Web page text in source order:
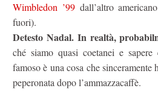
Wimbledon ’99dall’altro
fuori).
Detesto Nadal. In realtà,
ché siamo quasi coetanei e
famoso è una cosa che sinceramente
peperonata dopo l’ammazzacaffè.